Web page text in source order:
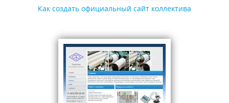
Как создать официальный сайт коллектива